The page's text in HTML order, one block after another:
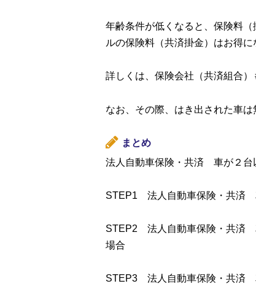
年齢条件が低くなると、保険料
ルの保険料（共済掛金）はお得に
詳しくは、保険会社（共済組合
なお、その際、はき出された車
まとめ
法人自動車保険・共済 車が２台
STEP1 法人自動車保険・共済
STEP2 法人自動車保険・共済
場合
STEP3 法人自動車保険・共済